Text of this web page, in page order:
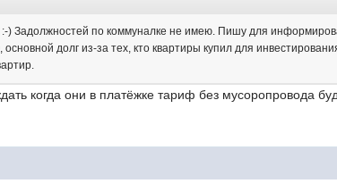
) Задолжностей по коммуналке не имею. Пишу для
долг из-за тех, кто квартиры купил для
когда они в платёжке тариф без мусоропровода